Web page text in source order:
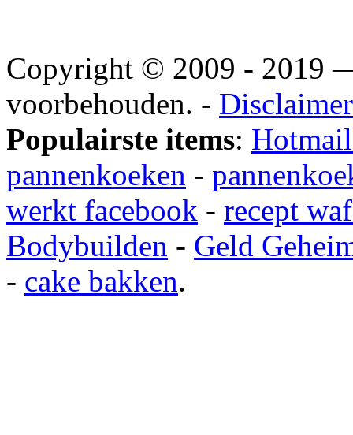
Copyright © 2009 - 2019
voorbehouden. - Disclaimer
Populairste items:
pannenkoeken -
werkt facebook - recept
Bodybuilden - Geld
- cake bakken.